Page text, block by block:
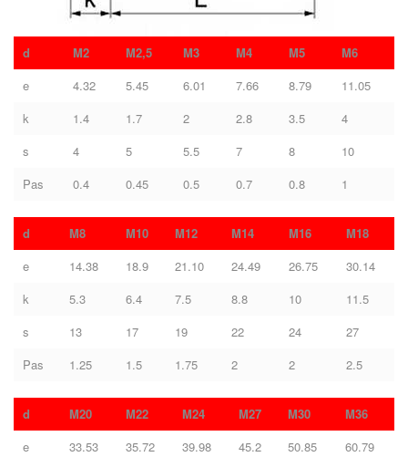
d M2 M2,5 M3 M4 M5
M6
e
4.32 5.45 6.01 7.66 8.79
11.05
k
1.4 1.7 2 2.8 3.5
4
s
4 5 5.5 7 8
10
Pas
0.4 0.45 0.5 0.7 0.8 1
d M8 M10 M12 M14 M16
M18
e
14.38 18.9 21.10 24.49 26.75
30.14
k
5.3 6.4 7.5 8.8 10
11.5
s
13 17 19 22 24
27
Pas
1.25 1.5 1.75 2 2 2.5
d M20 M22 M24 M27 M30
M36
e
33.53 35.72 39.98 45.2 50.85
60.79